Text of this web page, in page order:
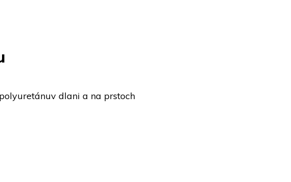
dlani a na prstoch